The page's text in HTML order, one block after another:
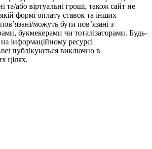
та/або віртуальні гроші, також сайт не
формі оплату ставок та інших
можуть бути пов’язані з
букмекерами чи тоталізаторами. Будь-
на інформаційному ресурсі
публікуються виключно в
цілях.